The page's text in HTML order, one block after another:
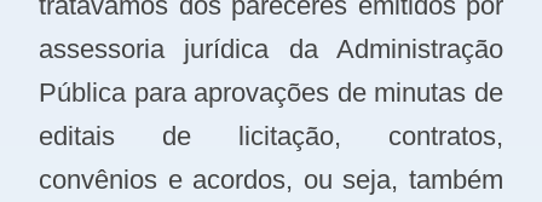
assessoria jurídica da Administração
Pública para aprovações de minutas de
editais de licitação, contratos,
convênios e acordos, ou seja, também